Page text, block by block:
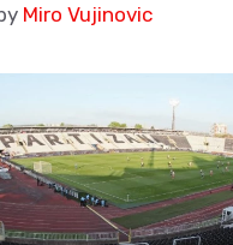
Miro Vujinovic